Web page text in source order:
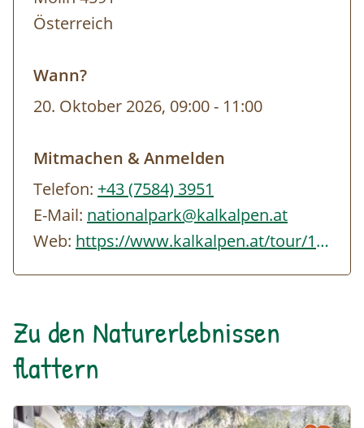
Österreich
Wann?
20. Oktober 2026, 09:00- 11:00
Mitmachen & Anmelden
Telefon: +43 (7584) 3951
E-Mail: nationalpark@kalkalpen.at
Web:
https://www.kalkalpen.at/tour/138/2026/5036
Zu den Naturerlebnissen
flattern